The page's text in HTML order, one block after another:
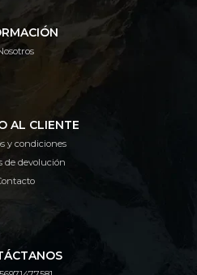
AL CLIENTE
y condiciones
de devolución